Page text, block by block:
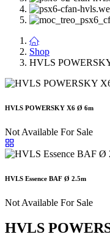
Shop
HVLS
HVLS POWERSKY X6 Ø 6m
Not Available For Sale
HVLS Essence BAF Ø 2.5m
Not Available For Sale
HVLS